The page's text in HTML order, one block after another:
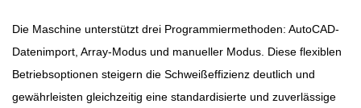
Die Maschine unterstützt drei Programmiermethoden: AutoCAD-
Datenimport, Array-Modus und manueller Modus. Diese flexiblen
Betriebsoptionen steigern die Schweißeffizienz deutlich und
gewährleisten gleichzeitig eine standardisierte und zuverlässige